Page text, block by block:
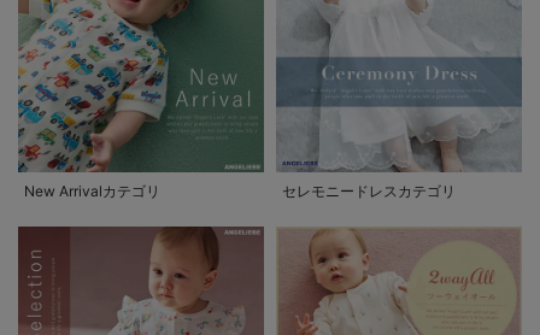
New Arrivalカテゴリ セレモニードレスカテゴリ